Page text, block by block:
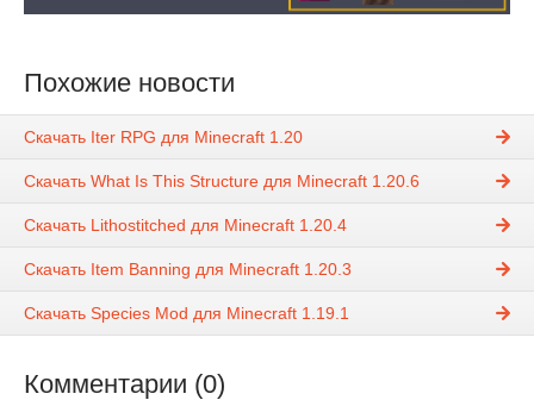
Похожие новости
Скачать Iter RPG для Minecraft 1.20
Скачать What Is This Structure для Minecraft 1.20.6
Скачать Lithostitched для Minecraft 1.20.4
Скачать Item Banning для Minecraft 1.20.3
Скачать Species Mod для Minecraft 1.19.1
Комментарии (0)